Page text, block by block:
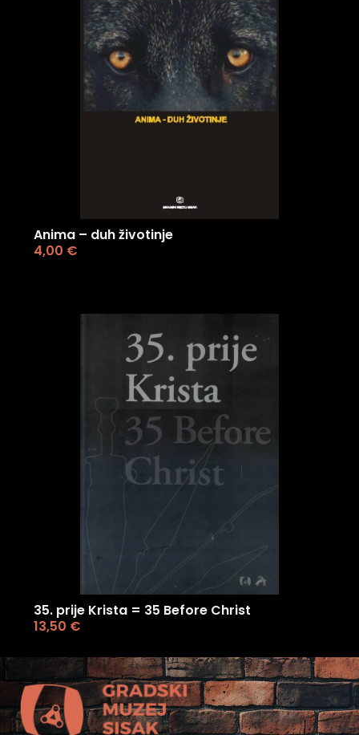
Anima – duh životinje
4,00 €
35. prije Krista = 35 Before Christ
13,50 €